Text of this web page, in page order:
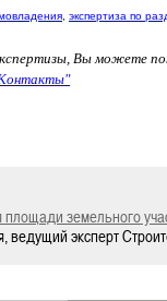
экспертиза по
Вы можете
земельного
ведущий эксперт